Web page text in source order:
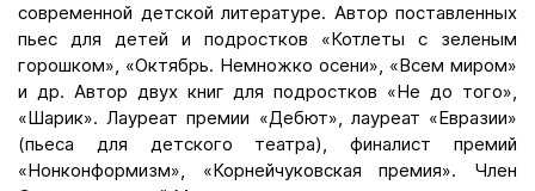
современной детской литературе. Автор поставленных
пьес для детей и подростков «Котлеты с зеленым
горошком», «Октябрь. Немножко осени», «Всем миром»
и др. Автор двух книг для подростков «Не до того»,
«Шарик». Лауреат премии «Дебют», лауреат «Евразии»
(пьеса для детского театра), финалист премий
«Нонконформизм», «Корнейчуковская премия». Член